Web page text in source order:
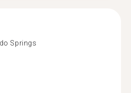
Springs